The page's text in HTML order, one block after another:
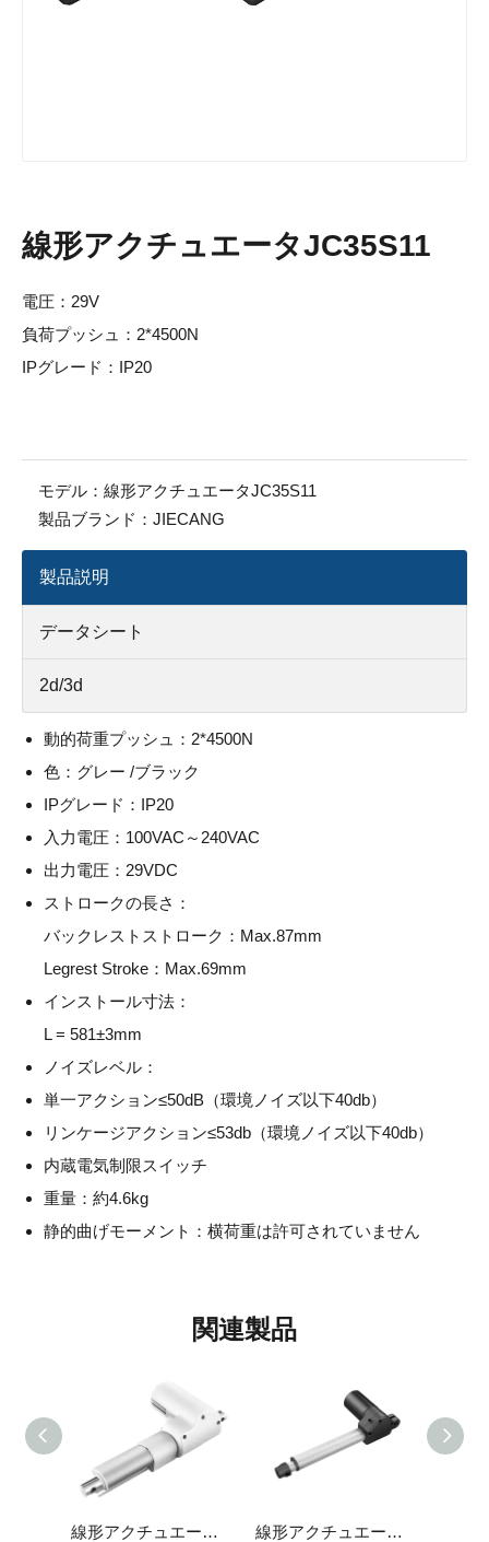
線形アクチュエータJC35S11
電圧：29V
負荷プッシュ：2*4500N
IPグレード：IP20
モデル： 線形アクチュエータJC35S11
製品ブランド： JIECANG
製品説明
データシート
2d/3d
動的荷重プッシュ：2*4500N
色：グレー /ブラック
IPグレード：IP20
入力電圧：100VAC～240VAC
出力電圧：29VDC
ストロークの長さ：
バックレストストローク：Max.87mm
Legrest Stroke：Max.69mm
インストール寸法：
L = 581±3mm
ノイズレベル：
単一アクション≤50dB（環境ノイズ以下40db）
リンケージアクション≤53db（環境ノイズ以下40db）
内蔵電気制限スイッチ
重量：約4.6kg
静的曲げモーメント：横荷重は許可されていません
関連製品
線形アクチュエータJC35L10 線形アクチュエータJC35L16